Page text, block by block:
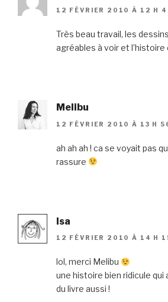
12 FÉVRIER 2010 À 12 H
Très beau travail, les
agréables à voir et l’histoire
Melibu
12 FÉVRIER 2010 À 13 H
ah ah ah ! ca se voyait pas
rassure
Isa
12 FÉVRIER 2010 À 14 H
lol, merci Melibu
une histoire bien ridicule qui
du livre aussi !